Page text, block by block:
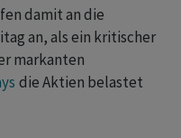
damit an die
an, als ein kritischer
markanten
die Aktien belastet